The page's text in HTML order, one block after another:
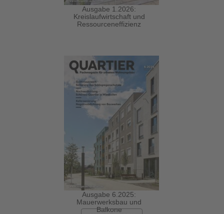
Ausgabe 1.2026:
Kreislaufwirtschaft und
Ressourceneffizienz
Ausgabe 6.2025:
Mauerwerksbau und
Balkone